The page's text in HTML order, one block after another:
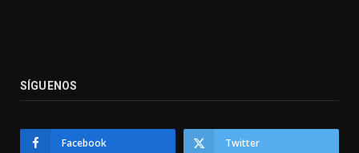
SÍGUENOS
Facebook Twitter